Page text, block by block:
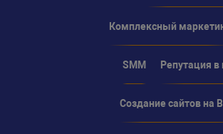
Комплексный
SMM Репутация в
Создание сайтов на